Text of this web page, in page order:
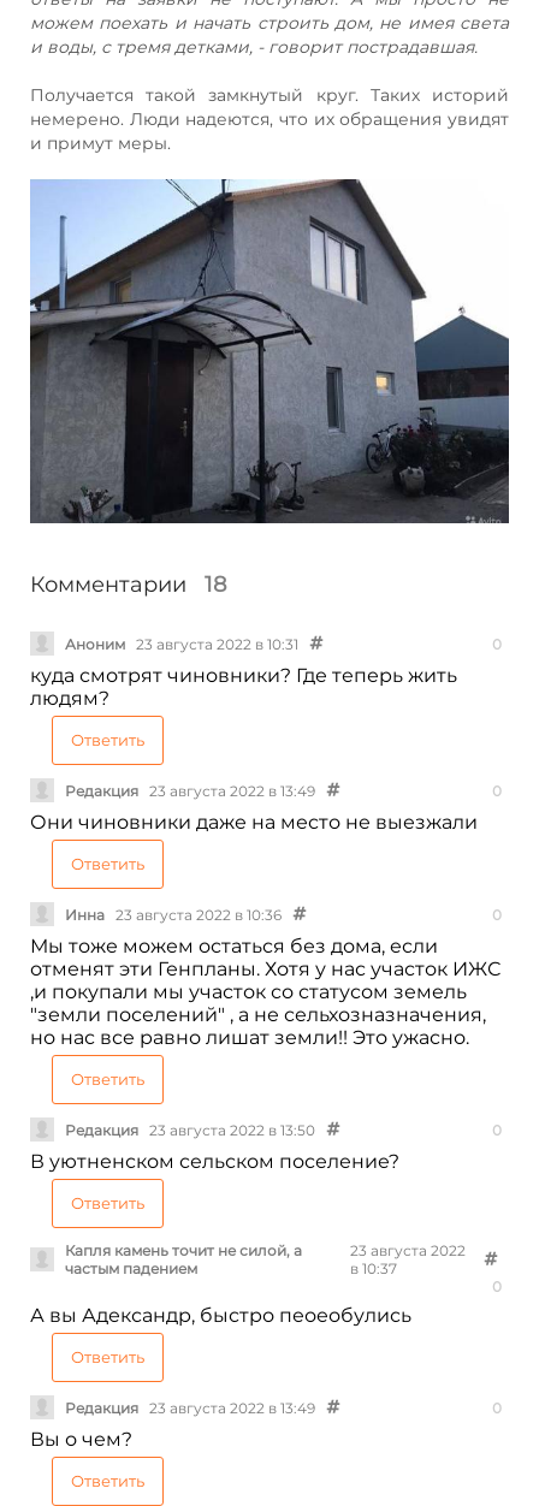
можем поехать и начать строить дом, не имея света
и воды, с тремя детками, - говорит пострадавшая.
Получается такой замкнутый круг. Таких историй
немерено. Люди надеются, что их обращения увидят
и примут меры.
Комментарии 18
Аноним 23 августа 2022 в 10:31 0
куда смотрят чиновники? Где теперь жить
людям?
Ответить
Редакция 23 августа 2022 в 13:49 0
Они чиновники даже на место не выезжали
Ответить
Инна 23 августа 2022 в 10:36 0
Мы тоже можем остаться без дома, если
отменят эти Генпланы. Хотя у нас участок ИЖС
,и покупали мы участок со статусом земель
"земли поселений" , а не сельхозназначения,
но нас все равно лишат земли!! Это ужасно.
Ответить
Редакция 23 августа 2022 в 13:50 0
В уютненском сельском поселение?
Ответить
Капля камень точит не силой, а
частым падением
23 августа 2022
в 10:37
0
А вы Адександр, быстро пеоеобулись
Ответить
Редакция 23 августа 2022 в 13:49 0
Вы о чем?
Ответить